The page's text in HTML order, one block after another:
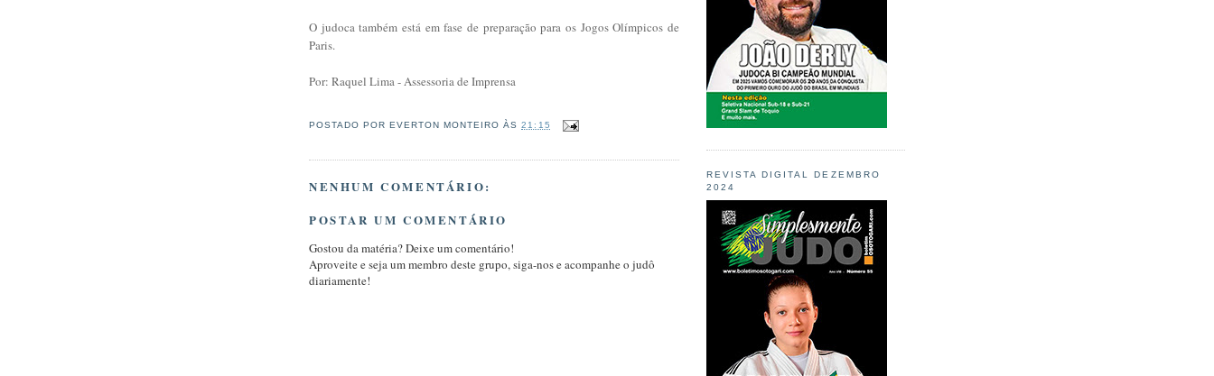
O judoca também está em fase de preparação para os Jogos Olímpicos de
Paris.
Por: Raquel Lima - Assessoria de Imprensa
POSTADO POR EVERTON MONTEIRO ÀS21:15
NENHUM COMENTÁRIO:
POSTAR UM COMENTÁRIO
Gostou da matéria? Deixe um comentário!
Aproveite e seja um membro deste grupo, siga-nos e acompanhe o judô
diariamente!
REVISTA DIGITAL DEZEMBRO
2024